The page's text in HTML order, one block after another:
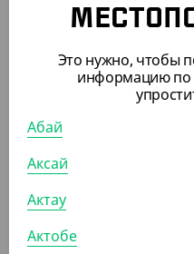
ПОХОЖИЕ
-9%
Это нужно, чтобы
информацию по
Абай
Аксай
Актау
Актобе